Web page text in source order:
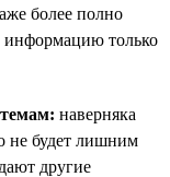
более полно
информацию только
наверняка
не будет лишним
другие